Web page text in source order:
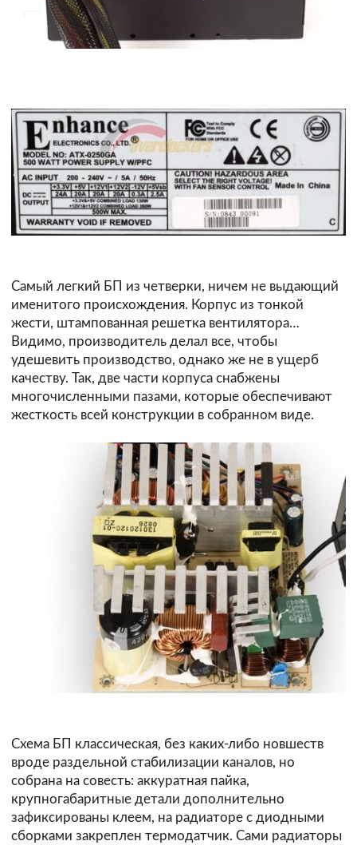
Самый легкий БП из четверки, ничем не выдающий
именитого происхождения. Корпус из тонкой
жести, штампованная решетка вентилятора…
Видимо, производитель делал все, чтобы
удешевить производство, однако же не в ущерб
качеству. Так, две части корпуса снабжены
многочисленными пазами, которые обеспечивают
жесткость всей конструкции в собранном виде.
Схема БП классическая, без каких-либо новшеств
вроде раздельной стабилизации каналов, но
собрана на совесть: аккуратная пайка,
крупногабаритные детали дополнительно
зафиксированы клеем, на радиаторе с диодными
сборками закреплен термодатчик. Сами радиаторы